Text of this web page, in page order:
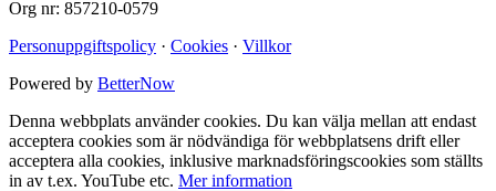
Org nr: 857210-0579
Personuppgiftspolicy · Cookies · Villkor
Powered by BetterNow
Denna webbplats använder cookies. Du kan välja mellan att endast
acceptera cookies som är nödvändiga för webbplatsens drift eller
acceptera alla cookies, inklusive marknadsföringscookies som ställts
in av t.ex. YouTube etc. Mer information